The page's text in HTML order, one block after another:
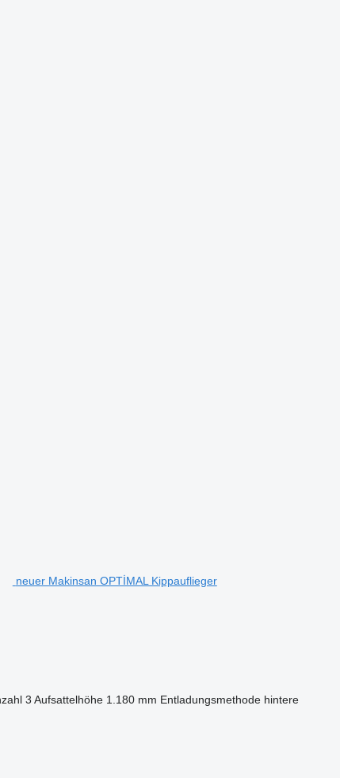
neuer Makinsan OPTİMAL Kippauflieger
3 Aufsattelhöhe 1.180 mm Entladungsmethode hintere